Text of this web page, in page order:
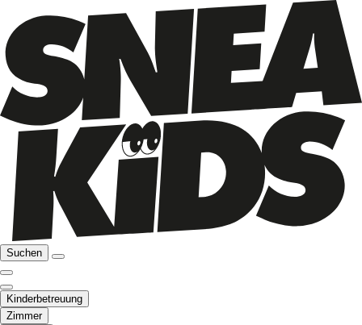
Suchen
Kinderbetreuung
Zimmer